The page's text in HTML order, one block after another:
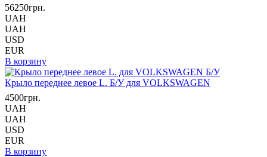
56250грн.
UAH
UAH
USD
EUR
В корзину
Крыло переднее левое L. Б/У для VOLKSWAGEN
4500грн.
UAH
UAH
USD
EUR
В корзину